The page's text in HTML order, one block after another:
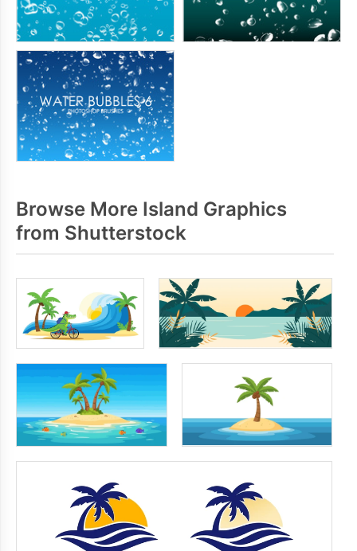
Browse More Island Graphics
from Shutterstock